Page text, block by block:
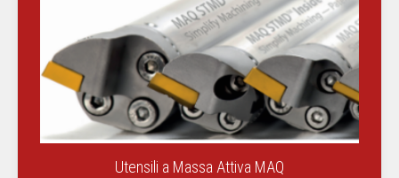
Utensili a Massa Attiva MAQ